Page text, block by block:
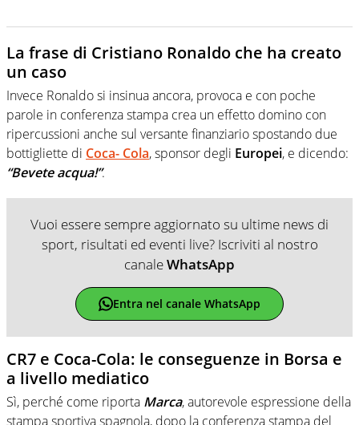
La frase di Cristiano Ronaldo che ha creato
un caso
Invece Ronaldo si insinua ancora, provoca e con poche
parole in conferenza stampa crea un effetto domino con
ripercussioni anche sul versante finanziario spostando due
bottigliette di Coca- Cola, sponsor degli Europei, e dicendo:
“Bevete acqua!”.
Vuoi essere sempre aggiornato su ultime news di
sport, risultati ed eventi live? Iscriviti al nostro
canaleWhatsApp
Entra nel canale WhatsApp
CR7 e Coca-Cola: le conseguenze in Borsa e
a livello mediatico
Sì, perché come riporta Marca, autorevole espressione della
stampa sportiva spagnola, dopo la conferenza stampa del